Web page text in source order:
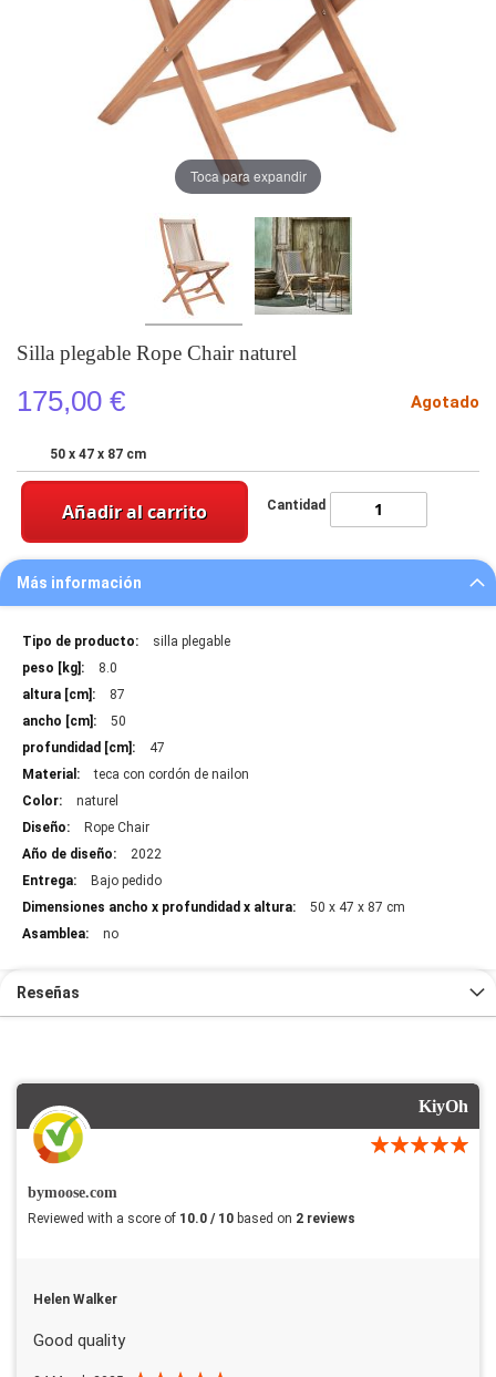
Silla plegable Rope Chair naturel
175,00 € Agotado
50 x 47 x 87 cm
Cantidad
Añadir al carrito
Toca para expandir
Más información
Más
información
silla plegable
8.0
87
50
47
teca con cordón de nailon
naturel
Rope Chair
2022
Bajo pedido
50 x 47 x 87 cm
no
Reseñas
KiyOh
bymoose.com
Reviewed with a score of 10.0 / 10 based on 2 reviews
Helen Walker
Good quality